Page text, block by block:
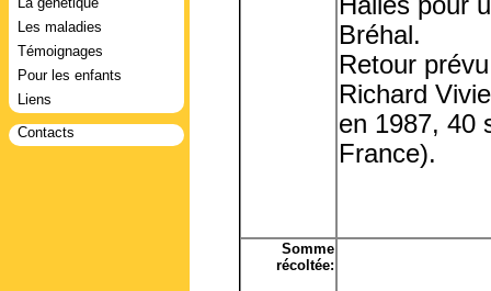
Les maladies
Témoignages
Pour les enfants
Liens
Contacts
Bréhal.
Retour
Richard
en 1987, 40
France).
Somme
récoltée: